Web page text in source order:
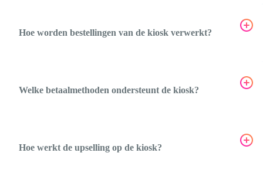
Hoe worden bestellingen van de kiosk verwerkt?
Welke betaalmethoden ondersteunt de kiosk?
Hoe werkt de upselling op de kiosk?